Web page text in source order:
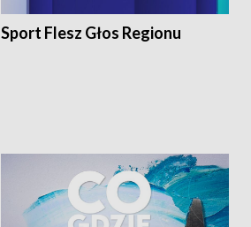
Sport Flesz Głos Regionu